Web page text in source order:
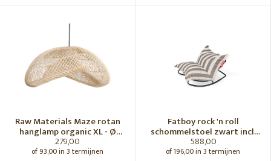
Raw Materials Maze rotan
hanglamp organic XL - Ø
75x31 cm
279,00
of 93,00 in 3 termijnen
Fatboy rock 'n roll
schommelstoel zwart incl.
original Outdoor zitzak
Stripe Cacao
588,00
of 196,00 in 3 termijnen